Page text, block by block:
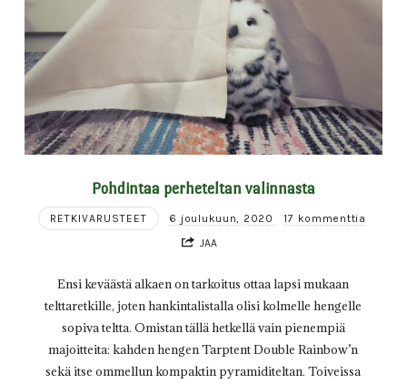
Pohdintaa perheteltan valinnasta
RETKIVARUSTEET 6 joulukuun, 2020
17 kommenttia
JAA
Ensi keväästä alkaen on tarkoitus ottaa lapsi mukaan
telttaretkille, joten hankintalistalla olisi kolmelle hengelle
sopiva teltta. Omistan tällä hetkellä vain pienempiä
majoitteita: kahden hengen Tarptent Double Rainbow’n
sekä itse ommellun kompaktin pyramiditeltan. Toiveissa